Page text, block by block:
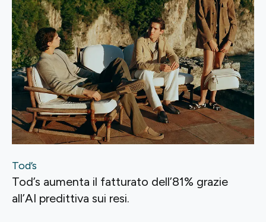
Tod’s
Tod’s aumenta il fatturato dell’81% grazie
all’AI predittiva sui resi.